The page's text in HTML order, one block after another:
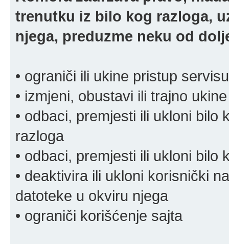
trenutku iz bilo kog razloga,
njega, preduzme neku od
• ograniči ili ukine pristup servisu
• izmjeni, obustavi ili trajno
• odbaci, premjesti ili ukloni bilo
razloga
• odbaci, premjesti ili ukloni bilo
• deaktivira ili ukloni korisnički
datoteke u okviru njega
• ograniči korišćenje sajta